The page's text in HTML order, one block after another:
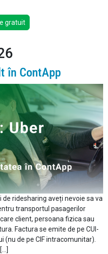
gratuit
în ContApp
ridesharing aveți nevoie sa va
transportul pasagerilor
client, persoana fizica sau
Factura se emite de pe CUI-
(nu de pe CIF intracomunitar).